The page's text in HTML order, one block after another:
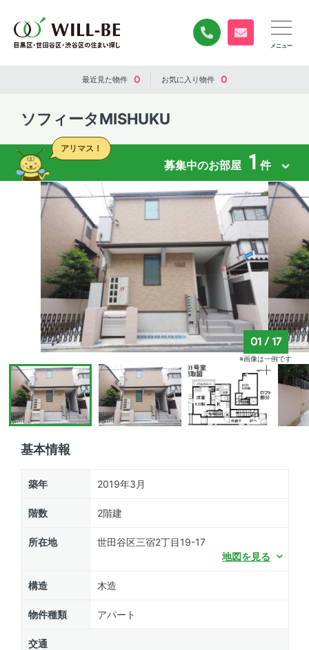
0120-840-834
無料お問い合
最近見た物件 0 お気に入り物件 0
ソフィータMISHUKU
募集中のお部屋 1 件
アリマス！
基本情報
築年 2019年3月
階数 2階建
所在地
世田谷区三宿2丁目19-17
地図を見る
構造 木造
物件種類 アパート
交通
01 /17
※画像は一例です